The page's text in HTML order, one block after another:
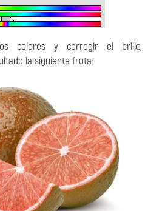
colores y corregir el brillo,
la siguiente fruta: